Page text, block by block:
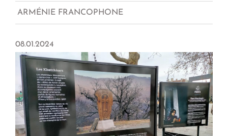
ARMÉNIE FRANCOPHONE
08.01.2024